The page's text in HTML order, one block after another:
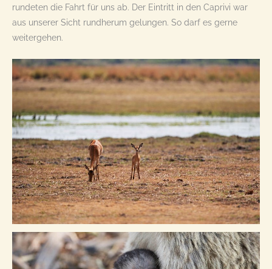
rundeten die Fahrt für uns ab. Der Eintritt in den Caprivi war
aus unserer Sicht rundherum gelungen. So darf es gerne
weitergehen.